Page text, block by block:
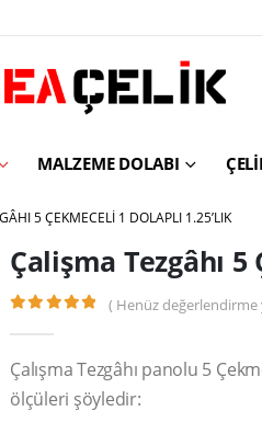
MALZEME DOLABI
5 ÇEKMECELI 1 DOLAPLI 1.25’LIK
Çalişma Tezgâhı 5
( Henüz değerlendirme
Çalışma Tezgâhı panolu 5
ölçüleri şöyledir: